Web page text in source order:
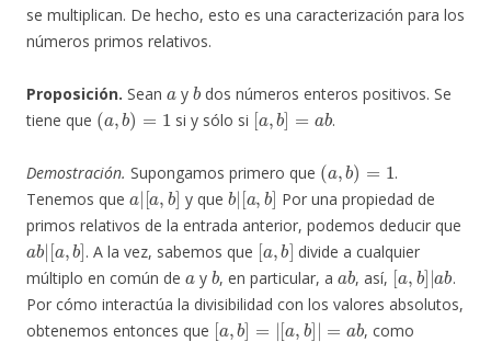
se multiplican. De hecho, esto es una caracterización para los
números primos relativos.
Proposición. Sean y
b
dos números enteros positivos. Se
tiene que
(a,b)=1
si y sólo si
[a,b]= ab
.
Demostración. Supongamos primero que
(a b)
.
Tenemos que
a|
[a,b]
y que
b|
[a,b]
Por una propiedad de
primos relativos de la entrada anterior, podemos deducir que
ab|
[a,b]
. A la vez, sabemos que
[a,b]
divide a cualquier
múltiplo en común de
a
y
b
, en particular, a
ab
, así,
[a,b]| a
.
Por cómo interactúa la divisibilidad con los valores absolutos,
obtenemos entonces que
[a,b]=| [a,b]|= ab
, como